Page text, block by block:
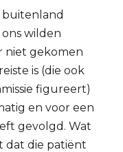
buitenland
wilden
niet gekomen
is (die ook
figureert)
en voor een
gevolgd. Wat
dat die patiënt